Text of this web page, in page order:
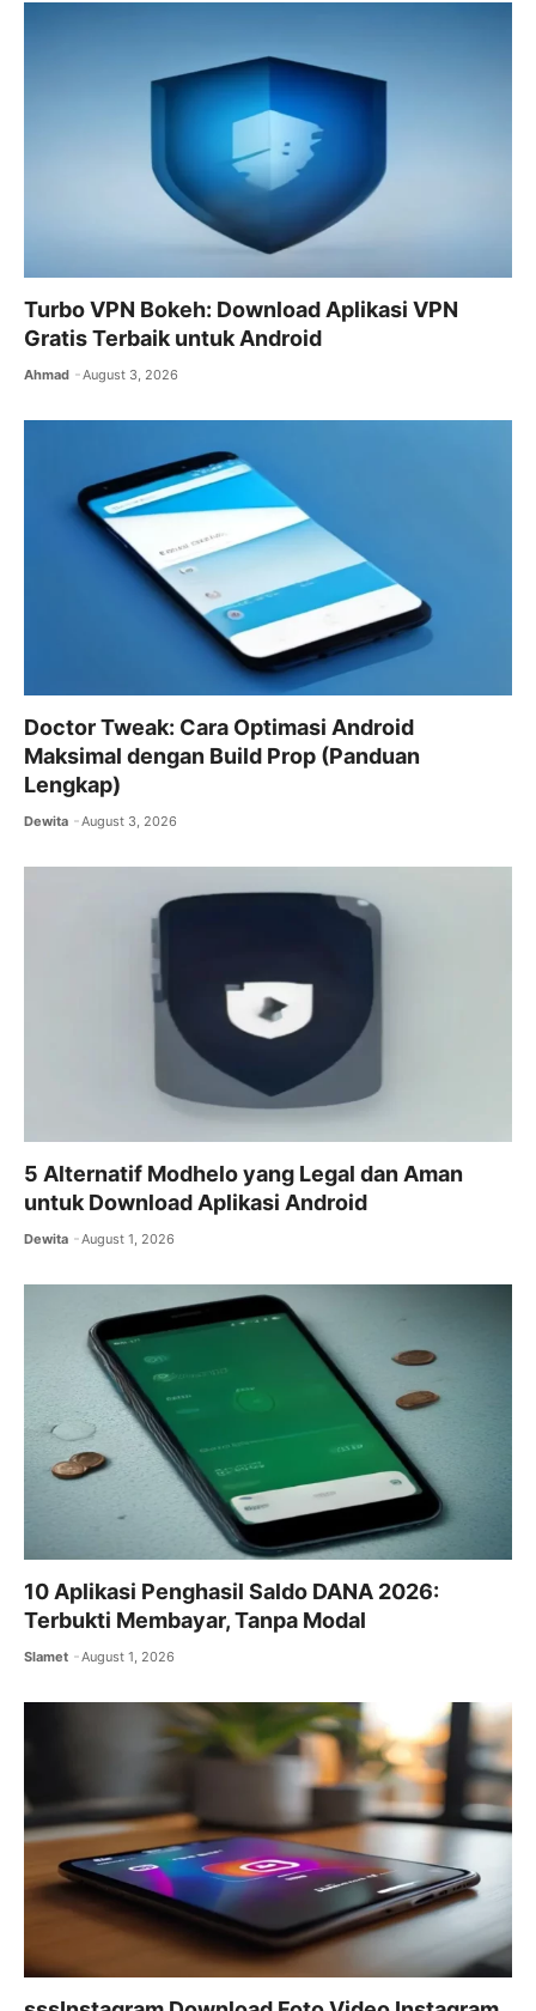
k
p
p
m
Turbo VPN Bokeh: Download Aplikasi VPN
Gratis Terbaik untuk Android
Ahmad August 3, 2026
Doctor Tweak: Cara Optimasi Android
Maksimal dengan Build Prop (Panduan
Lengkap)
Dewita August 3, 2026
5 Alternatif Modhelo yang Legal dan Aman
untuk Download Aplikasi Android
Dewita August 1, 2026
10 Aplikasi Penghasil Saldo DANA 2026:
Terbukti Membayar, Tanpa Modal
Slamet August 1, 2026